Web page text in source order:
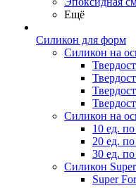
Ещё
Силикон для форм
Силикон на
Силикон на
10 ед.
20 ед.
30 ед.
Силикон
Super